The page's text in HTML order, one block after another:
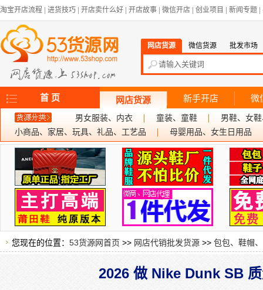
淘宝开店流程 进货技巧 开店卖什么好 开店故事 微信开店 创业项目 新闻专题
网店货源 微信货源 批发市场
首 页 网店货源 新手开店 微
男女服装、内衣 童装、童鞋
男鞋、女
小商品、家居、玩具、礼品、工艺品
母婴用品、女生日用品
您现在的位置： 53货源网首页 >> 网店代销批发货源 >> 包包、鞋帽
2026 做 Nike Dunk SB